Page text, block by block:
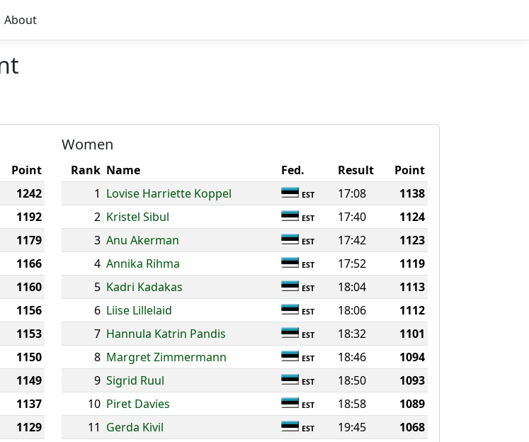
About
Point
1242
1192
1179
1166
1160
1156
1153
1150
1149
1137
1129
Women
Rank Name Fed. Result
Point
1 Lovise Harriette Koppel EST 17:08
1138
2 Kristel Sibul EST 17:40
1124
3 Anu Akerman EST 17:42
1123
4 Annika Rihma EST 17:52
1119
5 Kadri Kadakas EST 18:04
1113
6 Liise Lillelaid EST 18:06
1112
7 Hannula Katrin Pandis EST 18:32
1101
8 Margret Zimmermann EST 18:46
1094
9 Sigrid Ruul EST 18:50
1093
10 Piret Davies EST 18:58
1089
11 Gerda Kivil EST 19:45
1068